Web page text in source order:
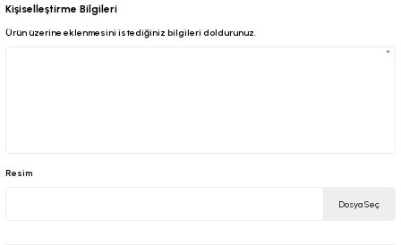
Kişiselleştirme Bilgileri
Ürün üzerine eklenmesini istediğiniz bilgileri doldurunuz.
*
Resim
Dosya Seç